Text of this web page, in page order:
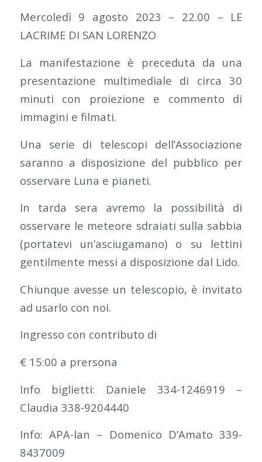
Mercoledì 9 agosto 2023 – 22.00 – LE
LACRIME DI SAN LORENZO
La manifestazione è preceduta da una
presentazione multimediale di circa 30
minuti con proiezione e commento di
immagini e filmati.
Una serie di telescopi dell’Associazione
saranno a disposizione del pubblico per
osservare Luna e pianeti.
In tarda sera avremo la possibilità di
osservare le meteore sdraiati sulla sabbia
(portatevi un’asciugamano) o su lettini
gentilmente messi a disposizione dal Lido.
Chiunque avesse un telescopio, è invitato
ad usarlo con noi.
Ingresso con contributo di
€ 15:00 a prersona
Info biglietti: Daniele 334-1246919 –
Claudia 338-9204440
Info: APA-lan – Domenico D’Amato 339-
8437009